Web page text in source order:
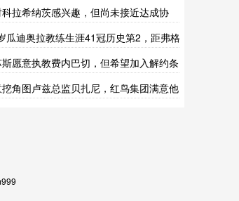
拉希纳茨感兴趣，但尚未接近达成协
瓜迪奥拉教练生涯41冠历史第2，距弗格
愿意执教费内巴切，但希望加入解约条
角图卢兹总监贝扎尼，红鸟集团满意他